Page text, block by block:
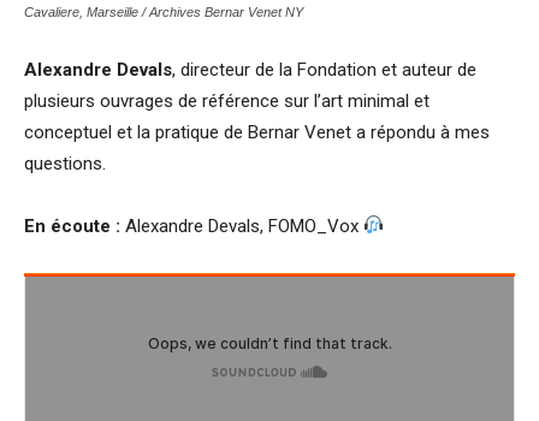
Cavaliere, Marseille / Archives Bernar Venet NY
Alexandre Devals, directeur de la Fondation et auteur de
plusieurs ouvrages de référence sur l’art minimal et
conceptuel et la pratique de Bernar Venet a répondu à mes
questions.
En écoute : Alexandre Devals, FOMO_Vox